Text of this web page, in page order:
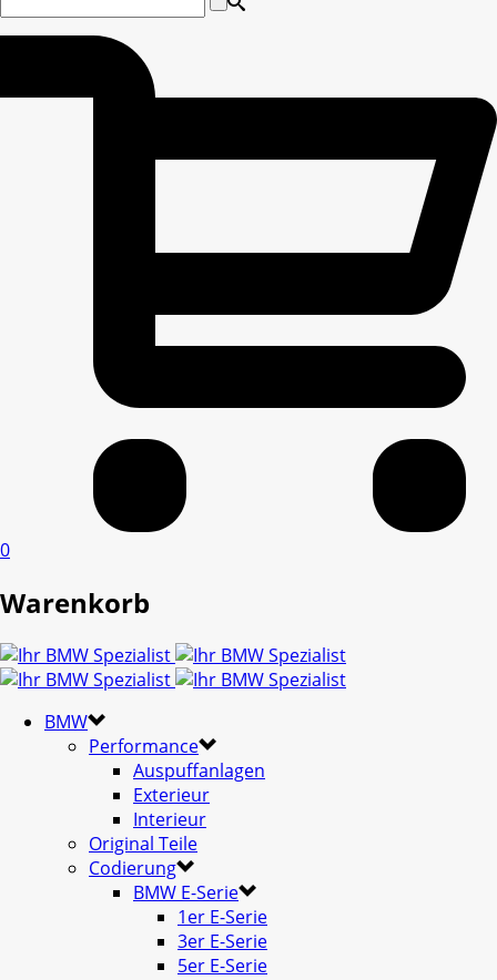
0
Warenkorb
BMW
Performance
Auspuffanlagen
Exterieur
Interieur
Original Teile
Codierung
BMW E-Serie
1er E-Serie
3er E-Serie
5er E-Serie